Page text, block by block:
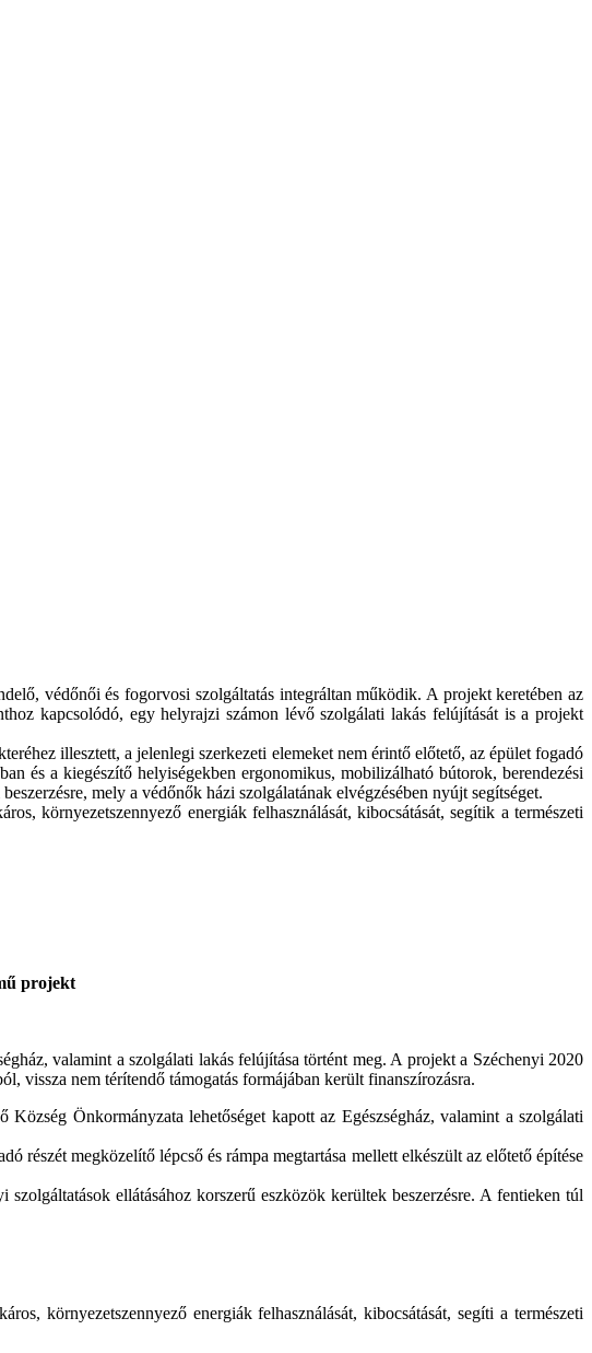
védőnői és fogorvosi szolgáltatás integráltan működik. A projekt keretében az
kapcsolódó, egy helyrajzi számon lévő szolgálati lakás felújítását is a projekt
illesztett, a jelenlegi szerkezeti elemeket nem érintő előtető, az épület fogadó
és a kiegészítő helyiségekben ergonomikus, mobilizálható bútorok, berendezési
mely a védőnők házi szolgálatának elvégzésében nyújt segítséget.
környezetszennyező energiák felhasználását, kibocsátását, segítik a természeti
projekt
valamint a szolgálati lakás felújítása történt meg. A projekt a Széchenyi 2020
vissza nem térítendő támogatás formájában került finanszírozásra.
Önkormányzata lehetőséget kapott az Egészségház, valamint a szolgálati
részét megközelítő lépcső és rámpa megtartása mellett elkészült az előtető építése
ellátásához korszerű eszközök kerültek beszerzésre. A fentieken túl
környezetszennyező energiák felhasználását, kibocsátását, segíti a természeti